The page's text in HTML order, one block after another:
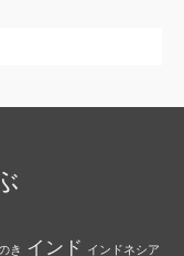
き インド インドネシア